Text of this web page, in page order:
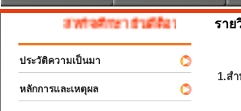
สหกิจศึกษา ยินดีต้อนรับ
ประวัติความเป็นมา
หลักการและเหตุผล
ราย
1.ส